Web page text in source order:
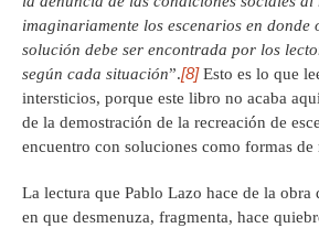
imaginariamente los escenarios en donde
solución debe ser encontrada por los
según cada situación”.[8]Esto es lo que
intersticios, porque este libro no acaba
de la demostración de la recreación de
encuentro con soluciones como formas de
La lectura que Pablo Lazo hace de la obra
en que desmenuza, fragmenta, hace